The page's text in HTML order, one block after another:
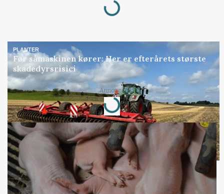
PLANTER
Før såmaskinen kører: Her er efterårets største
skadedyrsrisici
Annonce
Loading...